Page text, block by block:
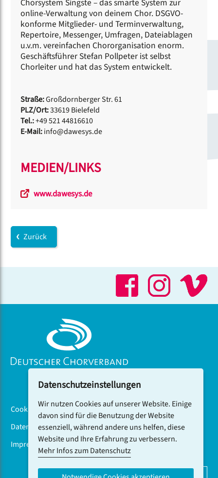
Chorsystem Singste – das smarte System zur
online-Verwaltung von deinem Chor. DSGVO-
konforme Mitglieder- und Terminverwaltung,
Repertoire, Messenger, Umfragen, Dateiablagen
u.v.m. vereinfachen Chororganisation enorm.
Geschäftsführer Stefan Pollpeter ist selbst
Chorleiter und hat das System entwickelt.
Straße:Großdornberger Str. 61
PLZ/Ort:33619 Bielefeld
Tel.:+49 521 44816610
E-Mail:info@dawesys.de
MEDIEN/LINKS
www.dawesys.de
Zurück
Cookiebanner
Datenschutz
Impressum
DCV-NEWSLETTER ABONNIEREN
Datenschutzeinstellungen
Wir nutzen Cookies auf unserer Website. Einige
davon sind für die Benutzung der Website
essenziell, während andere uns helfen, diese
Website und Ihre Erfahrung zu verbessern.
Mehr Infos zum Datenschutz